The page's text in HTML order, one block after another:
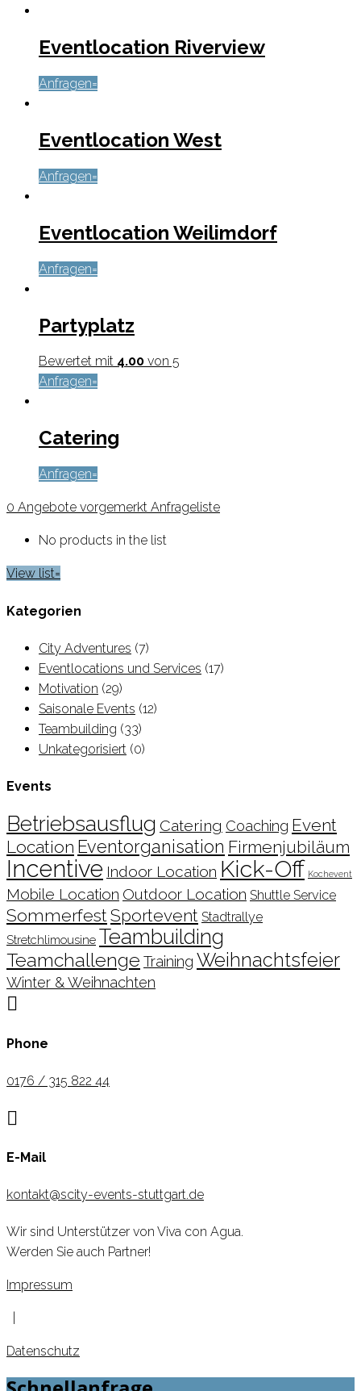
Eventlocation Riverview
Anfragen
Eventlocation West
Anfragen
Eventlocation Weilimdorf
Anfragen
Partyplatz
Bewertet mit 4.00 von 5
Anfragen
Catering
Anfragen
0 Angebote vorgemerkt Anfrageliste
No products in the list
View list
Kategorien
City Adventures (7)
Eventlocations und Services (17)
Motivation (29)
Saisonale Events (12)
Teambuilding (33)
Unkategorisiert (0)
Events
Betriebsausflug Catering Coaching Event
Location Eventorganisation Firmenjubiläum
Incentive Indoor Location Kick-Off Kochevent
Mobile Location Outdoor Location Shuttle Service
SommerfestSportevent Stadtrallye
Stretchlimousine Teambuilding
Teamchallenge Training Weihnachtsfeier
Winter & Weihnachten

Phone
0176 / 315 822 44

E-Mail
kontakt@scity-events-stuttgart.de
Wir sind Unterstützer von Viva con Agua.
Werden Sie auch Partner!
Impressum
Datenschutz